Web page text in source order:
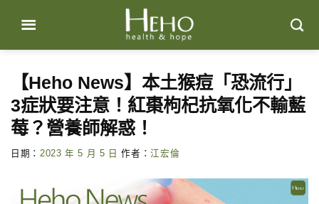
content
【Heho News】本土猴痘「恐流行」
3症狀要注意！紅棗枸杞抗氧化不輸藍
莓？營養師解惑！
日期： 2023 年 5 月 5 日 作者：江宏倫